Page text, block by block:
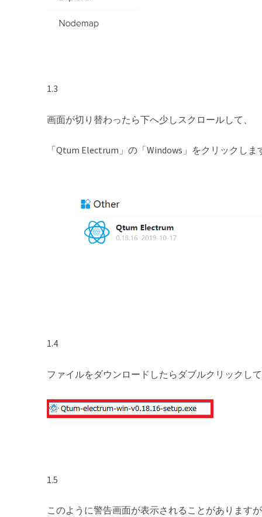
1.3
画面が切り替わったら下へ少しスクロールして、
「Qtum Electrum」の「Windows」をクリックしま
1.4
ファイルをダウンロードしたらダブルクリックし
1.5
このように警告画面が表示されることがあります